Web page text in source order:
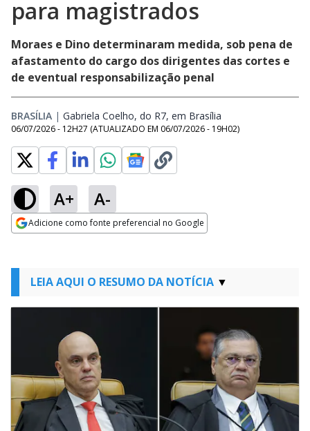
para magistrados
Moraes e Dino determinaram medida, sob pena de
afastamento do cargo dos dirigentes das cortes e
de eventual responsabilização penal
BRASÍLIA | Gabriela Coelho, do R7, em Brasília
06/07/2026 - 12H27 (ATUALIZADO EM 06/07/2026 - 19H02)
A+ A-
Adicione como fonte preferencial no Google
LEIA AQUI O RESUMO DA NOTÍCIA